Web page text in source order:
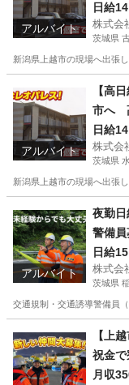
アルバイト
日給
株式会
茨城県
新潟県上越市の現場へ出張
その他
アルバイト
【高
市へ
日給
株式会
茨城県
新潟県上越市の現場へ出張
その他
アルバイト
夜勤
警備員
日給
株式会
茨城県
交通規制・交通誘導警備員
その他
【上
祝金
月収